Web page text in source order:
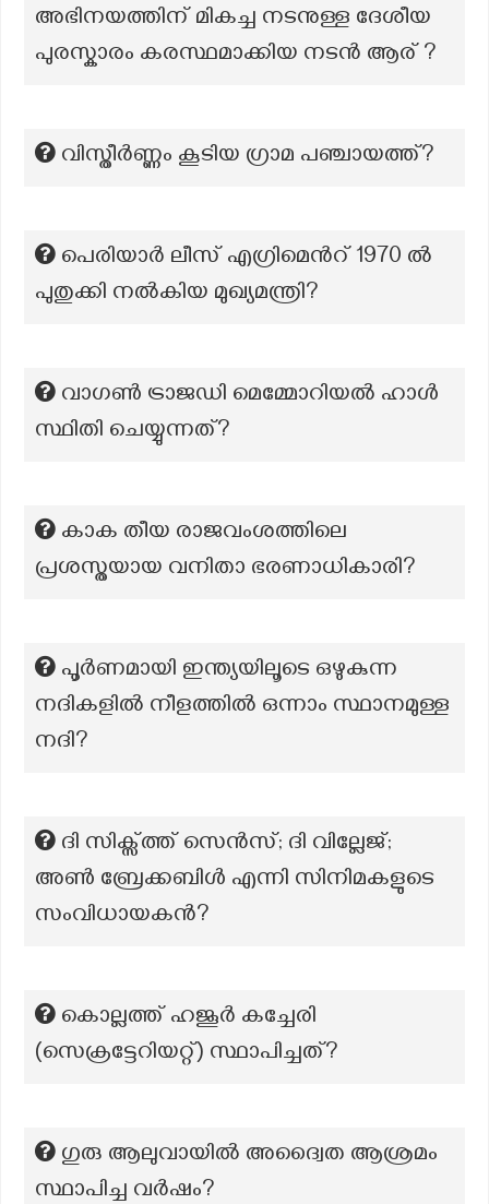
അഭിനയത്തിന് മികച്ച നടനുള്ള ദേശീയ
പുരസ്കാരം കരസ്ഥമാക്കിയ നടൻ ആര് ?
വിസ്തീർണ്ണം കൂടിയ ഗ്രാമ പഞ്ചായത്ത്?
പെരിയാർ ലീസ് എഗ്രിമെന്‍റ് 1970 ൽ
പുതുക്കി നൽകിയ മുഖ്യമന്ത്രി?
വാഗൺ ട്രാജഡി മെമ്മോറിയൽ ഹാൾ
സ്ഥിതി ചെയ്യുന്നത്?
കാക തീയ രാജവംശത്തിലെ
പ്രശസ്തയായ വനിതാ ഭരണാധികാരി?
പൂർണമായി ഇന്ത്യയിലൂടെ ഒഴുകുന്ന
നദികളിൽ നീളത്തിൽ ഒന്നാം സ്ഥാനമുള്ള
നദി?
ദി സിക്സ്ത്ത് സെൻസ്; ദി വില്ലേജ്;
അൺ ബ്രേക്കബിൾ എന്നി സിനിമകളുടെ
സംവിധായകൻ?
കൊല്ലത്ത് ഹജൂർ കച്ചേരി
(സെക്രട്ടേറിയറ്റ്) സ്ഥാപിച്ചത്?
ഗുരു ആലുവായിൽ അദ്വൈത ആശ്രമം
സ്ഥാപിച്ച വർഷം?